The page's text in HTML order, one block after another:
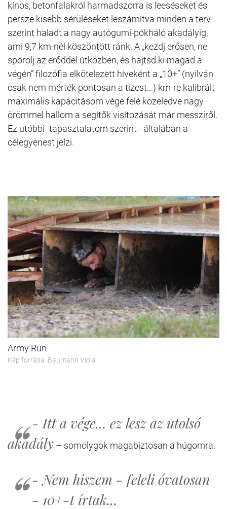
kínos, betonfalakról harmadszorra is leeséseket és
persze kisebb sérüléseket leszámítva minden a terv
szerint haladt a nagy autógumi-pókháló akadályig,
ami 9,7 km-nél köszöntött ránk. A „kezdj erősen, ne
spórolj az erőddel útközben, és hajtsd ki magad a
végén” filozófia elkötelezett híveként a „10+” (nyilván
csak nem mérték pontosan a tizest...) km-re kalibrált
maximális kapacitásom vége felé közeledve nagy
örömmel hallom a segítők visítozását már messziről.
Ez utóbbi -tapasztalatom szerint - általában a
célegyenest jelzi.
Army Run
Kép forrása: Baumann Viola
- Itt a vége... ez lesz az utolsó
akadály – somolygok magabiztosan a húgomra.
- Nem hiszem - feleli óvatosan
- 10+-t írtak...